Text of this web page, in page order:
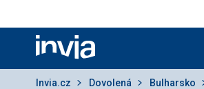
Invia.cz
Invia.cz Dovolená Bulharsko